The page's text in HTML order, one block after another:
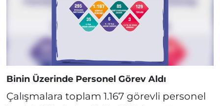
Binin Üzerinde Personel Görev Aldı
Çalışmalara toplam 1.167 görevli personel